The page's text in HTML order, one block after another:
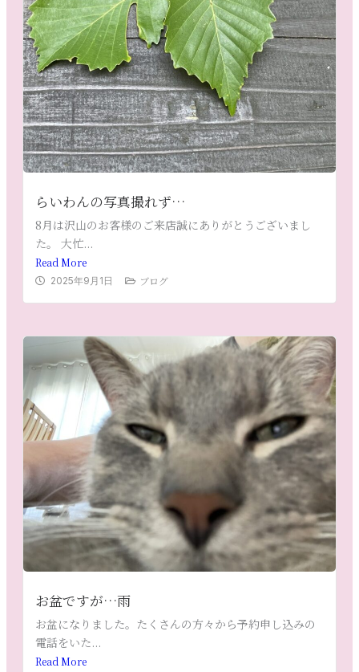
らいわんの写真撮れず…
8月は沢山のお客様のご来店誠にありがとうございまし
た。 大忙...
Read More
2025年9月1日 ブログ
お盆ですが…雨
お盆になりました。たくさんの方々から予約申し込みの
電話をいた...
Read More